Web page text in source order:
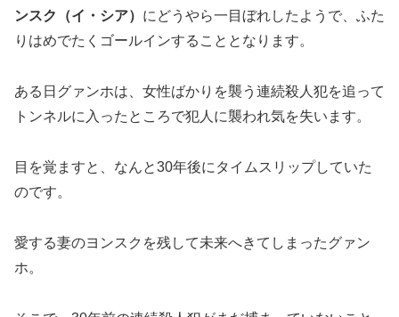
ンスク（イ・シア） にどうやら一目ぼれしたようで、ふた
りはめでたくゴールインすることとなります。
ある日グァンホは、女性ばかりを襲う連続殺人犯を追って
トンネルに入ったところで犯人に襲われ気を失います。
目を覚ますと、なんと30年後にタイムスリップしていた
のです。
愛する妻のヨンスクを残して未来へきてしまったグァン
ホ。